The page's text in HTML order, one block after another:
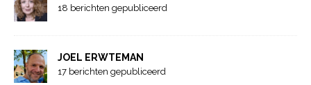
18 berichten gepubliceerd
JOEL ERWTEMAN
17 berichten gepubliceerd